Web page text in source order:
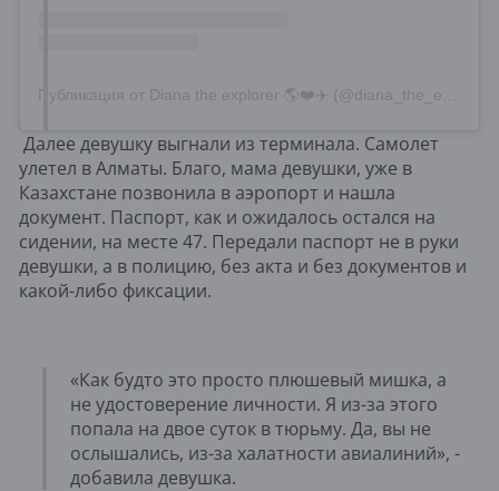
Далее девушку выгнали из терминала. Самолет
улетел в Алматы. Благо, мама девушки, уже в
Казахстане позвонила в аэропорт и нашла
документ. Паспорт, как и ожидалось остался на
сидении, на месте 47. Передали паспорт не в руки
девушки, а в полицию, без акта и без документов и
какой-либо фиксации.
«Как будто это просто плюшевый мишка, а
не удостоверение личности. Я из-за этого
попала на двое суток в тюрьму. Да, вы не
ослышались, из-за халатности авиалиний», -
добавила девушка.